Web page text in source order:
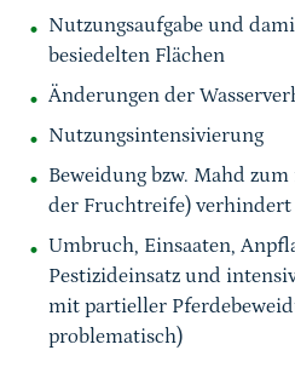
Nutzungsaufgabe und
besiedelten Flächen
Änderungen der
Nutzungsintensivierung
Beweidung bzw. Mahd
der Fruchtreife) verhindert
Umbruch, Einsaaten,
Pestizideinsatz und
mit partieller
problematisch)